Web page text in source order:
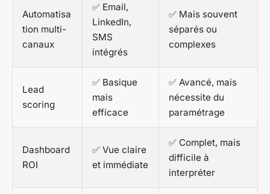
Automatisa
tion multi-
canaux
✅ Email,
LinkedIn,
SMS
intégrés
✅ Mais souvent
séparés ou
complexes
Lead
scoring
✅ Basique
mais
efficace
✅ Avancé, mais
nécessite du
paramétrage
Dashboard
ROI
✅ Vue claire
et immédiate
✅ Complet, mais
difficile à
interpréter